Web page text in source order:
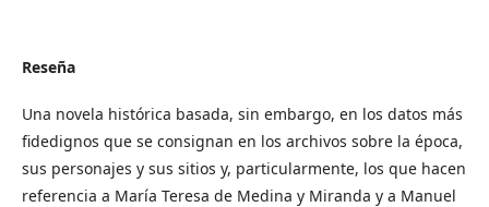
Reseña
Una novela histórica basada, sin embargo, en los datos más
fidedignos que se consignan en los archivos sobre la época,
sus personajes y sus sitios y, particularmente, los que hacen
referencia a María Teresa de Medina y Miranda y a Manuel